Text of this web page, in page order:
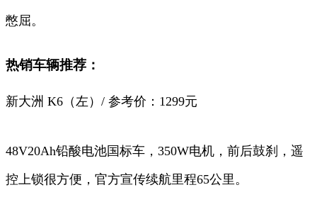
憋屈。
热销车辆推荐：
新大洲 K6（左）/ 参考价：1299元
48V20Ah铅酸电池国标车，350W电机，前后鼓刹，遥
控上锁很方便，官方宣传续航里程65公里。